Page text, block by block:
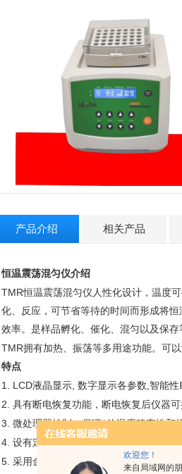
欢迎您！
来自局域网的
产品介绍 相关产品
恒温震荡混匀仪介绍
TMR恒温震荡混匀仪 人性化设计，温度
化、反应 ，可节省等待的时间 而形成将恒
效率。是样品孵化、催化、混匀以及保存
TMR拥有加热、振荡等多用途功能。可以
特点
1. LCD液晶显示 数字显示各参数,智能
2. 具有断电恢复功能，断电恢复后仪器
3. 微处理器控制，保证*的温度稳定性和
4. 设有定时功能， 范围内任
5. 采用金属模块，具有热容量大、热阻